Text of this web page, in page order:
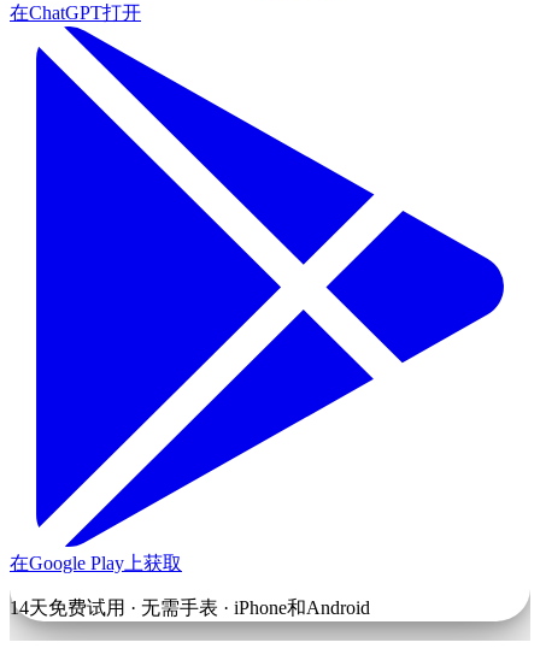
在ChatGPT打开
在Google Play上获取
14天免费试用 · 无需手表 · iPhone和Android